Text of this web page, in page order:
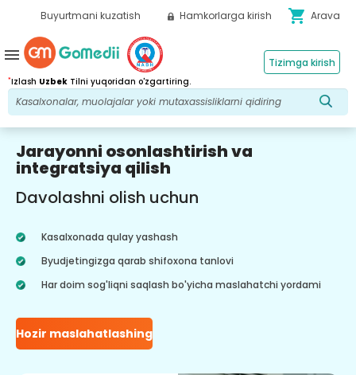
Buyurtmani kuzatish Hamkorlarga kirish shopping_cart Arava
*Izlash Uzbek Tilni yuqoridan o'zgartiring.
Tizimga kirish
menu
Jarayonni osonlashtirish va
integratsiya qilish
Davolashni olish uchun
Kasalxonada qulay yashash
Byudjetingizga qarab shifoxona tanlovi
Har doim sog'liqni saqlash bo'yicha maslahatchi yordami
Hozir maslahatlashing